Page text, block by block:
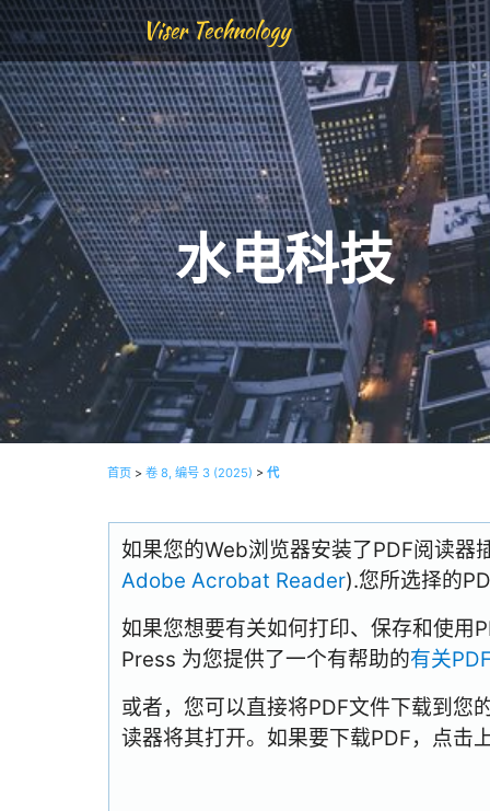
Viser Technology
水电科技
首页 > 卷 8, 编号 3 (2025) > 代
如果您的Web浏览器安装了PDF阅读器
Adobe Acrobat Reader).您所选择的
如果您想要有关如何打印、保存和使用
Press 为您提供了一个有帮助的有关
或者，您可以直接将PDF文件下载到您
读器将其打开。如果要下载PDF，点击